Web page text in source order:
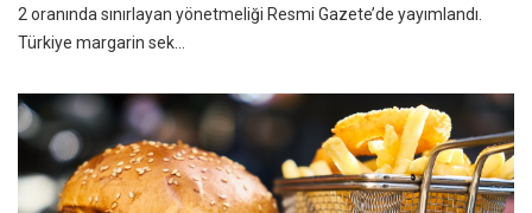
2 oranında sınırlayan yönetmeliği Resmi Gazete’de yayımlandı.
Türkiye margarin sek...